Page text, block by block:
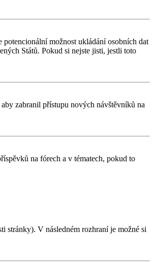
možnost ukládání osobních dat
Států. Pokud si nejste jisti, jestli toto
zabranil přístupu nových návštěvníků na
na fórech a v tématech, pokud to
stránky). V následném rozhraní je možné si